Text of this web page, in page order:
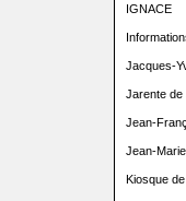
IGNACE
Jacques-
Jarente de
Jean-
Jean-
Kiosque